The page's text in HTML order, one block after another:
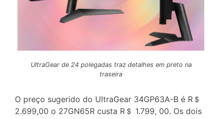
UltraGear de 24 polegadas traz detalhes em preto na
traseira
O preço sugerido do UltraGear 34GP63A-B é R＄
2.699,00 o 27GN65R custa R＄ 1.799, 00. Os dois